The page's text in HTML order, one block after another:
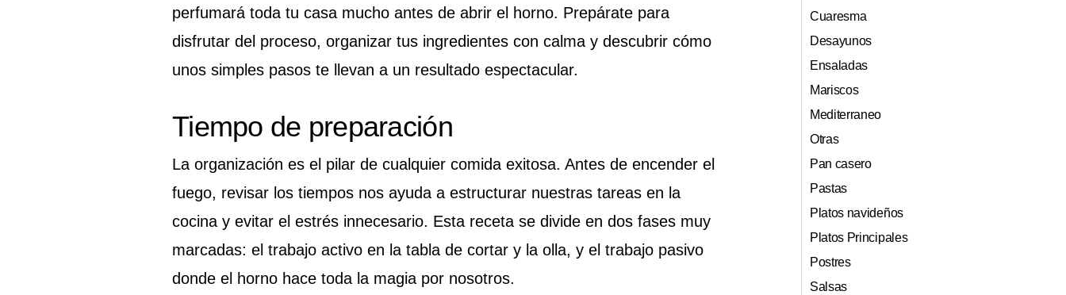
perfumará toda tu casa mucho antes de abrir el horno. Prepárate para
disfrutar del proceso, organizar tus ingredientes con calma y descubrir cómo
unos simples pasos te llevan a un resultado espectacular.
Tiempo de preparación
La organización es el pilar de cualquier comida exitosa. Antes de encender el
fuego, revisar los tiempos nos ayuda a estructurar nuestras tareas en la
cocina y evitar el estrés innecesario. Esta receta se divide en dos fases muy
marcadas: el trabajo activo en la tabla de cortar y la olla, y el trabajo pasivo
donde el horno hace toda la magia por nosotros.
Cuaresma
Desayunos
Ensaladas
Mariscos
Mediterraneo
Otras
Pan casero
Pastas
Platos navideños
Platos Principales
Postres
Salsas